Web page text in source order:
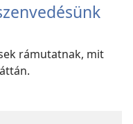
rámutatnak, mit